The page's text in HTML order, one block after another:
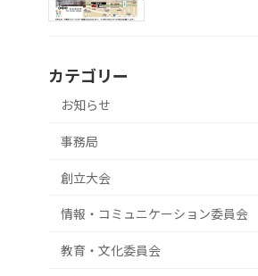
カテゴリー
お知らせ
事務局
創立大会
情報・コミュニケーション委員会
教育・文化委員会